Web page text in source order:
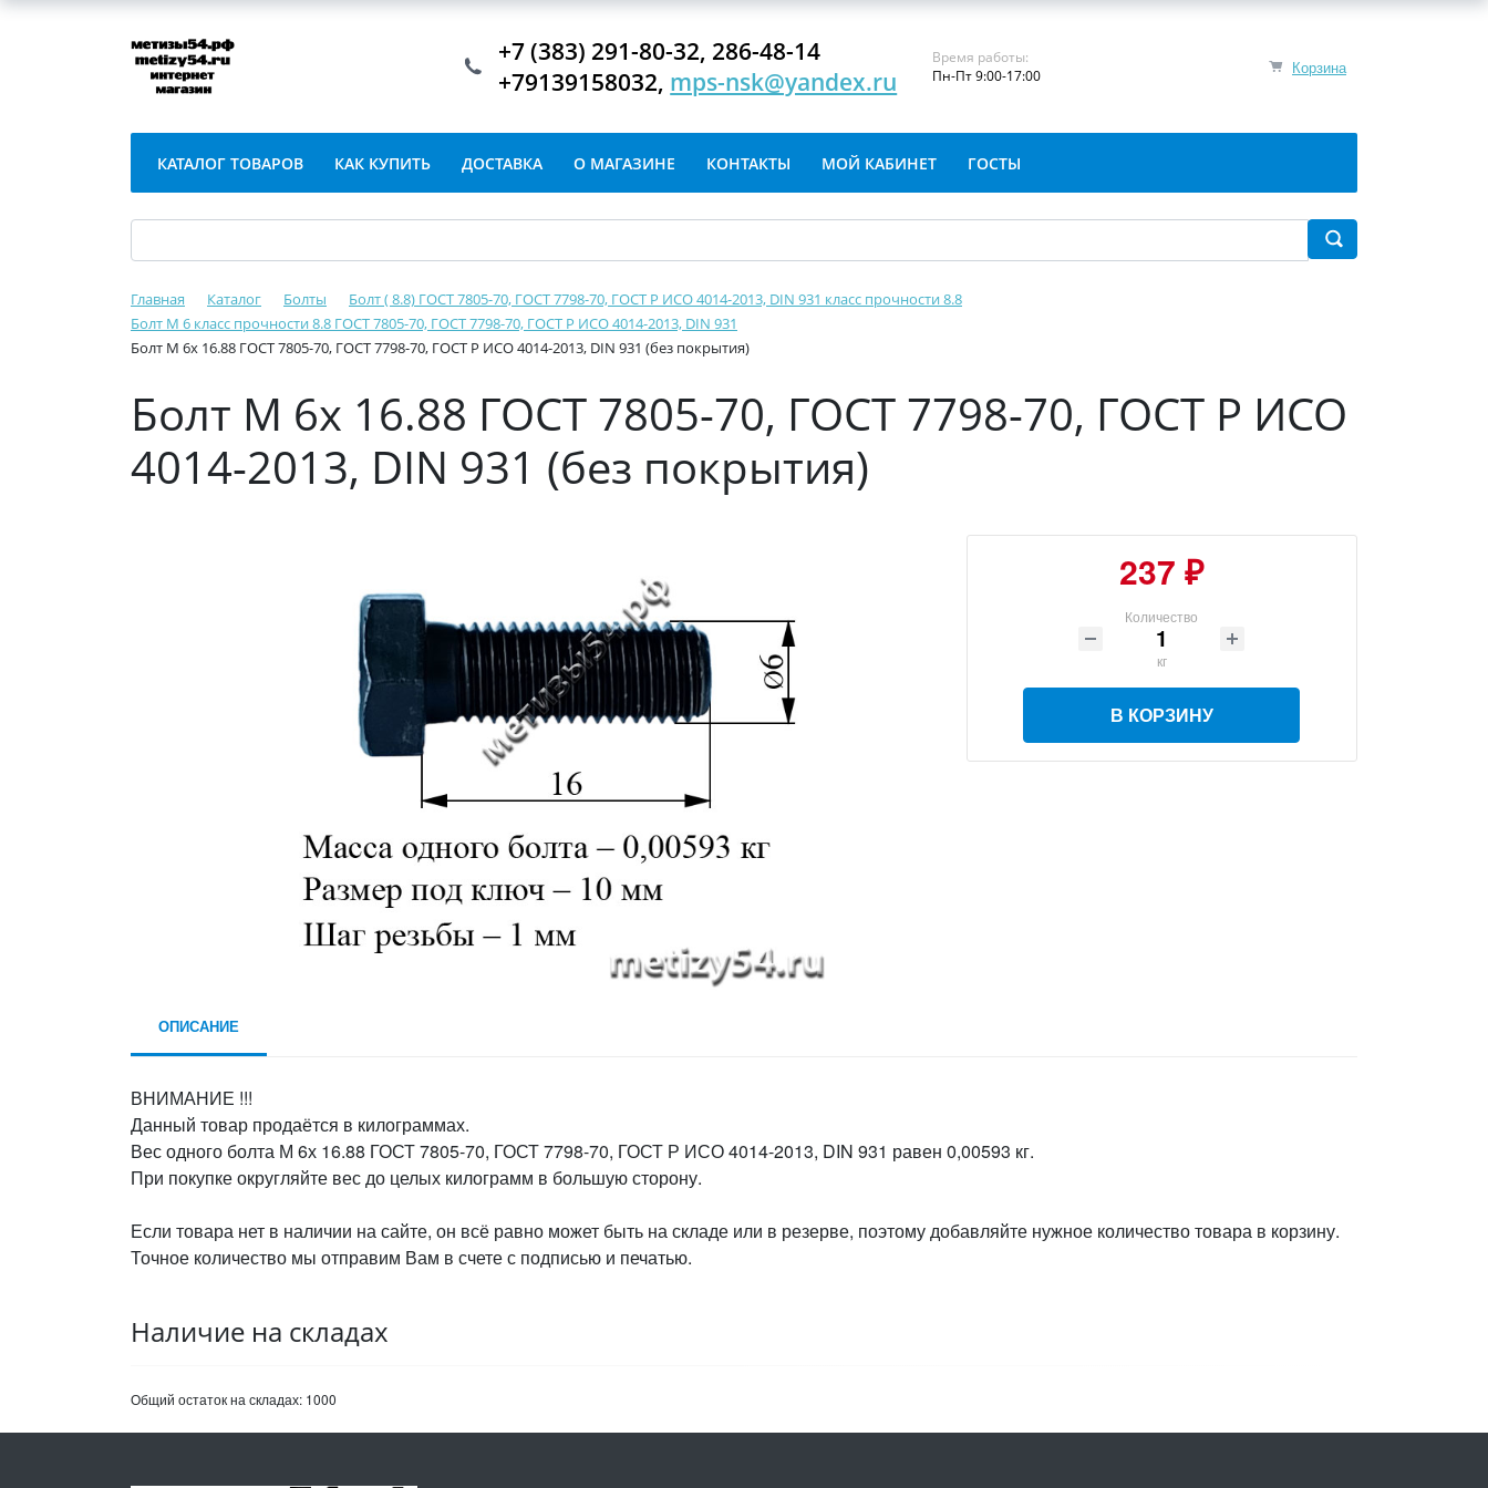
Корзина
+7 (383) 291-80-32, 286-48-14
+79139158032, mps-nsk@yandex.ru
Время работы:
Пн-Пт 9:00-17:00
КАТАЛОГ ТОВАРОВ КАК КУПИТЬ ДОСТАВКА О МАГАЗИНЕ КОНТАКТЫ МОЙ КАБИНЕТ ГОСТЫ
Главная Каталог Болты
Болт ( 8.8) ГОСТ 7805-70, ГОСТ 7798-70, ГОСТ Р ИСО 4014-2013, DIN 931 класс прочности 8.8
Болт М 6 класс прочности 8.8 ГОСТ 7805-70, ГОСТ 7798-70, ГОСТ Р ИСО 4014-2013, DIN 931
Болт М 6х 16.88 ГОСТ 7805-70, ГОСТ 7798-70, ГОСТ Р ИСО 4014-2013, DIN 931 (без покрытия)
Болт М 6х 16.88 ГОСТ 7805-70, ГОСТ 7798-70, ГОСТ Р ИСО
4014-2013, DIN 931 (без покрытия)
237 ₽
Количество
кг
В КОРЗИНУ
ОПИСАНИЕ
ВНИМАНИЕ !!!
Данный товар продаётся в килограммах.
Вес одного болта М 6х 16.88 ГОСТ 7805-70, ГОСТ 7798-70, ГОСТ Р ИСО 4014-2013, DIN 931 равен 0,00593 кг.
При покупке округляйте вес до целых килограмм в большую сторону.
Если товара нет в наличии на сайте, он всё равно может быть на складе или в резерве, поэтому добавляйте нужное количество товара в корзину.
Точное количество мы отправим Вам в счете с подписью и печатью.
Наличие на складах
Общий остаток на складах: 1000